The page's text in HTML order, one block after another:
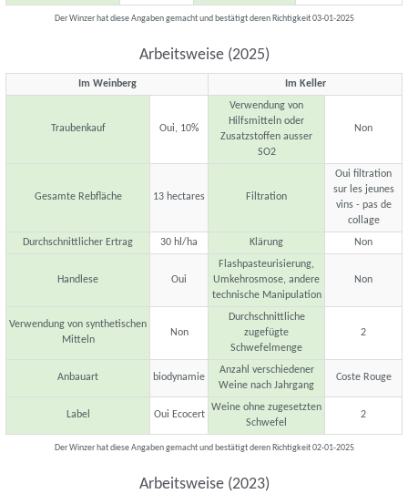
Der Winzer hat diese Angaben gemacht und bestätigt deren Richtigkeit 03-01-2025
Arbeitsweise (2025)
Im Weinberg Im Keller
Traubenkauf Oui, 10%
Verwendung von
Hilfsmitteln oder
Zusatzstoffen ausser
SO2
Non
Gesamte Rebfläche 13 hectares Filtration
Oui filtration
sur les jeunes
vins - pas de
collage
Durchschnittlicher Ertrag
30 hl/ha Klärung Non
Handlese Oui
Flashpasteurisierung,
Umkehrosmose, andere
technische Manipulation
Non
Verwendung von synthetischen
Mitteln
Non
Durchschnittliche
zugefügte
Schwefelmenge
2
Anbauart biodynamie
Anzahl verschiedener
Weine nach Jahrgang
Coste Rouge
Label Oui Ecocert
Weine ohne zugesetzten
Schwefel
2
Der Winzer hat diese Angaben gemacht und bestätigt deren Richtigkeit 02-01-2025
Arbeitsweise (2023)